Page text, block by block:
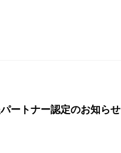
ートナー認定のお知らせ